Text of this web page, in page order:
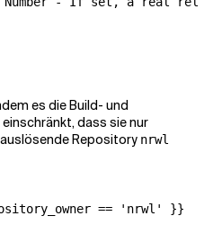
es die Build- und
dass sie nur
Repository nrwl
== 'nrwl' }}